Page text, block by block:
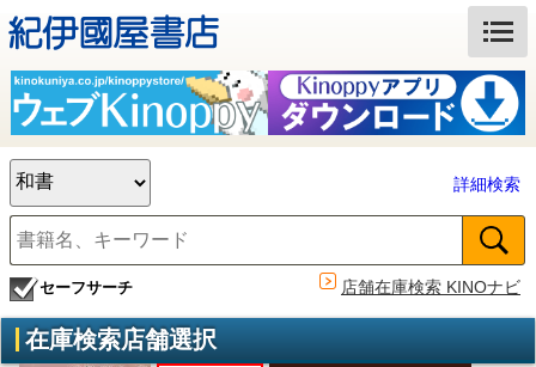
詳細検索
セーフサーチ 店舗在庫検索 KINOナビ
在庫検索店舗選択